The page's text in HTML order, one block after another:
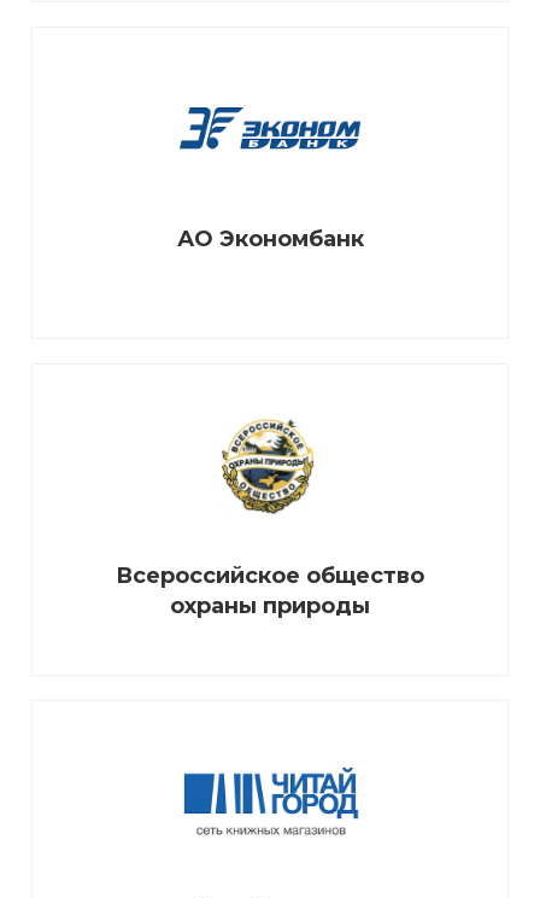
АО Экономбанк
Всероссийское общество
охраны природы